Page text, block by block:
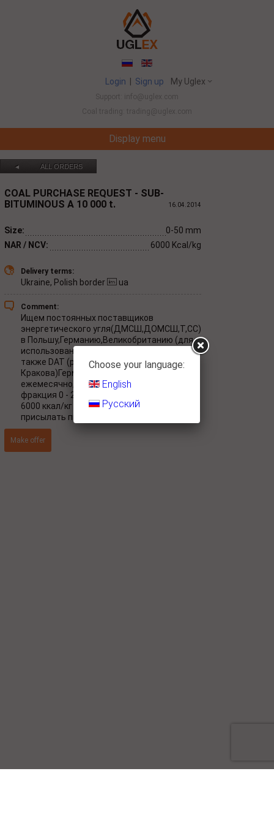
My Uglex
Login Sign up
Support: info@uglex.com
Coal trading: trading@uglex.com
Display menu
Coal India Limited's Executive Hiring Set To Jump
◄ ALL ORDERS
COAL PURCHASE REQUEST - SUB-
BITUMINOUS A 10 000 t. 16.04.2014
Size:
0-50 mm
NAR / NCV:
6000 Kcal/kg
Delivery terms:
Ukraine, Polish border ua
Comment:
Ищем постоянных поставщиков
энергетического угля(ДМСШ,ДОМСШ,Т,СС)
в Польшу,Германию,Великобританию (для
использования на ТЭЦ) на условиях DAP а
также DAT (район Варшавы и
Кракова)Германия от 10000 до 20000 тонн
ежемесячно, каллорийность 6100 ккал/кг,
фракция 0 - 25 или 0 - 300 , каллорийность
6000 ккал/кг фракция 25 - 50 просьба
присылать предложения с сертификатом
Make offer
Choose your language:
English
Русский